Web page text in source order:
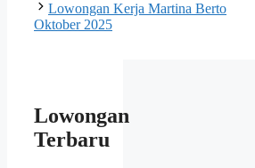
Lowongan Kerja Martina Berto
Oktober 2025
Lowongan
Terbaru